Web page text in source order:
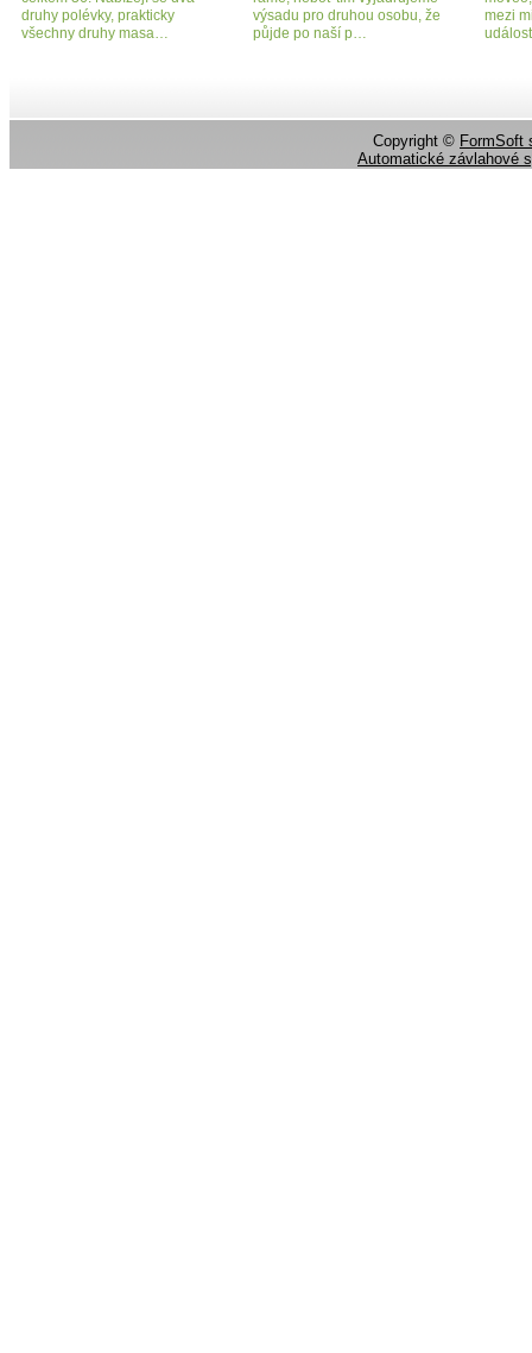
druhy polévky, prakticky
všechny druhy masa…
výsadu pro druhou osobu, že
půjde po naší p…
mezi
Copyright © FormSoft
Automatické závlahové